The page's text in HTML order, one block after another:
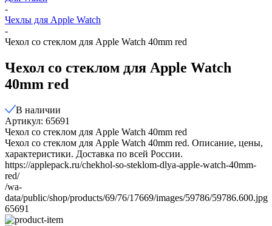
-
Чехлы для Apple Watch
-
Чехол со стеклом для Apple Watch 40mm red
Чехол со стеклом для Apple Watch
40mm red
В наличии
Артикул: 65691
Чехол со стеклом для Apple Watch 40mm red
Чехол со стеклом для Apple Watch 40mm red. Описание, цены,
характеристики. Доставка по всей России.
https://applepack.ru/chekhol-so-steklom-dlya-apple-watch-40mm-
red/
/wa-
data/public/shop/products/69/76/17669/images/59786/59786.600.jpg
65691